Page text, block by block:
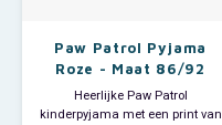
Paw Patrol Pyjama
Roze - Maat 86/92
Heerlijke Paw Patrol
kinderpyjama met een print van